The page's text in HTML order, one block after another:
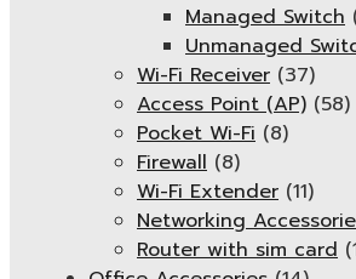
Managed Switch
Unmanaged
Wi-Fi Receiver (37)
Access Point (AP) (58)
Pocket Wi-Fi (8)
Firewall (8)
Wi-Fi Extender (11)
Networking
Router with sim card